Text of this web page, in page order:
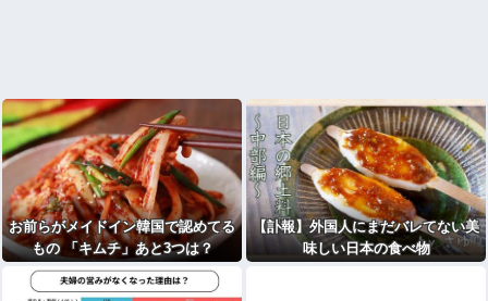
お前らがメイドイン韓国で認めてる
もの 「キムチ」あと3つは？
【訃報】外国人にまだバレてない美
味しい日本の食べ物